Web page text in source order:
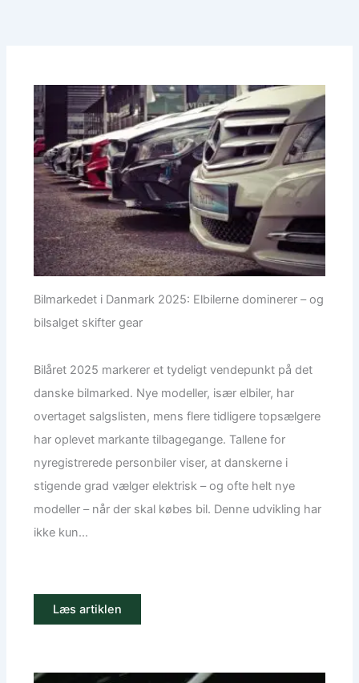
Bilmarkedet i Danmark 2025: Elbilerne dominerer – og
bilsalget skifter gear
Bilåret 2025 markerer et tydeligt vendepunkt på det
danske bilmarked. Nye modeller, især elbiler, har
overtaget salgslisten, mens flere tidligere topsælgere
har oplevet markante tilbagegange. Tallene for
nyregistrerede personbiler viser, at danskerne i
stigende grad vælger elektrisk – og ofte helt nye
modeller – når der skal købes bil. Denne udvikling har
ikke kun...
Læs artiklen